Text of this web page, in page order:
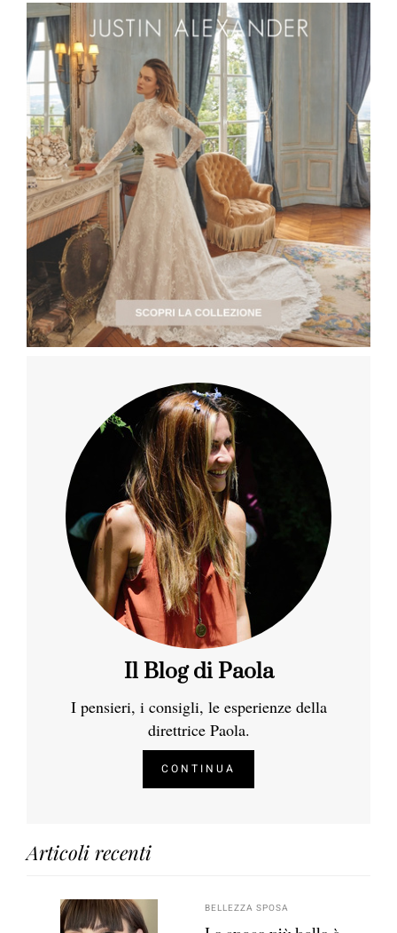
Il Blog di Paola
I pensieri, i consigli, le esperienze della
direttrice Paola.
CONTINUA
Articoli recenti
BELLEZZA SPOSA